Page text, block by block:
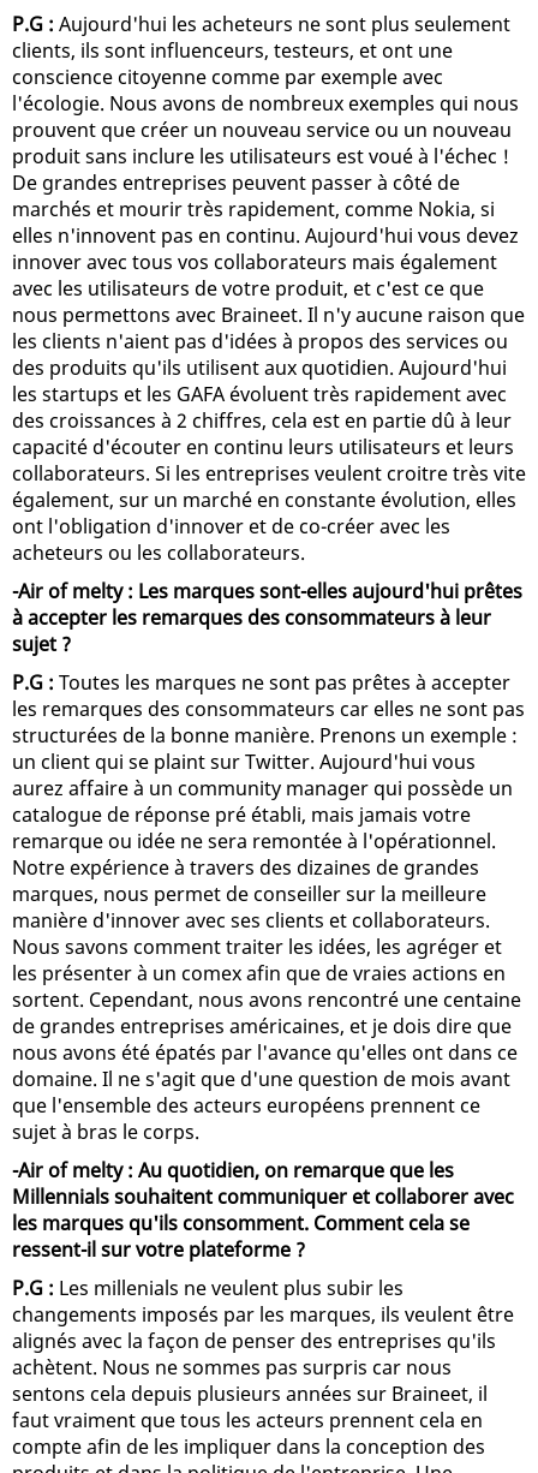
P.G : Aujourd'hui les acheteurs ne sont plus seulement
clients, ils sont influenceurs, testeurs, et ont une
conscience citoyenne comme par exemple avec
l'écologie. Nous avons de nombreux exemples qui nous
prouvent que créer un nouveau service ou un nouveau
produit sans inclure les utilisateurs est voué à l'échec !
De grandes entreprises peuvent passer à côté de
marchés et mourir très rapidement, comme Nokia, si
elles n'innovent pas en continu. Aujourd'hui vous devez
innover avec tous vos collaborateurs mais également
avec les utilisateurs de votre produit, et c'est ce que
nous permettons avec Braineet. Il n'y aucune raison que
les clients n'aient pas d'idées à propos des services ou
des produits qu'ils utilisent aux quotidien. Aujourd'hui
les startups et les GAFA évoluent très rapidement avec
des croissances à 2 chiffres, cela est en partie dû à leur
capacité d'écouter en continu leurs utilisateurs et leurs
collaborateurs. Si les entreprises veulent croitre très vite
également, sur un marché en constante évolution, elles
ont l'obligation d'innover et de co-créer avec les
acheteurs ou les collaborateurs.
-Air of melty : Les marques sont-elles aujourd'hui prêtes
à accepter les remarques des consommateurs à leur
sujet ?
P.G : Toutes les marques ne sont pas prêtes à accepter
les remarques des consommateurs car elles ne sont pas
structurées de la bonne manière. Prenons un exemple :
un client qui se plaint sur Twitter. Aujourd'hui vous
aurez affaire à un community manager qui possède un
catalogue de réponse pré établi, mais jamais votre
remarque ou idée ne sera remontée à l'opérationnel.
Notre expérience à travers des dizaines de grandes
marques, nous permet de conseiller sur la meilleure
manière d'innover avec ses clients et collaborateurs.
Nous savons comment traiter les idées, les agréger et
les présenter à un comex afin que de vraies actions en
sortent. Cependant, nous avons rencontré une centaine
de grandes entreprises américaines, et je dois dire que
nous avons été épatés par l'avance qu'elles ont dans ce
domaine. Il ne s'agit que d'une question de mois avant
que l'ensemble des acteurs européens prennent ce
sujet à bras le corps.
-Air of melty : Au quotidien, on remarque que les
Millennials souhaitent communiquer et collaborer avec
les marques qu'ils consomment. Comment cela se
ressent-il sur votre plateforme ?
P.G : Les millenials ne veulent plus subir les
changements imposés par les marques, ils veulent être
alignés avec la façon de penser des entreprises qu'ils
achètent. Nous ne sommes pas surpris car nous
sentons cela depuis plusieurs années sur Braineet, il
faut vraiment que tous les acteurs prennent cela en
compte afin de les impliquer dans la conception des